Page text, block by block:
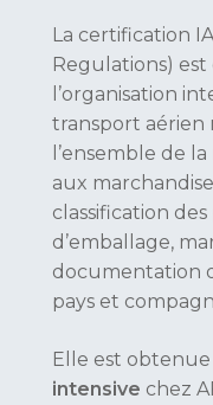
La certification
Regulations) est
l’organisation
transport aérien
l’ensemble de
aux
classification
d’emballage,
documentation
pays et
Elle est obtenue
intensive chez